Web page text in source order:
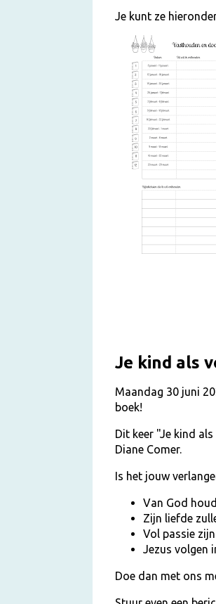
Je kunt ze
Je kind als
Maandag 30 juni
boek!
Dit keer "Je kind
Diane Comer.
Is het jouw
Van God
Zijn liefde
Vol passie
Jezus volgen
Doe dan met ons